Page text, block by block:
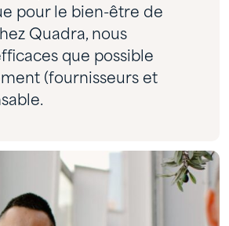
pour le bien-être de
Quadra, nous
que possible
(fournisseurs et